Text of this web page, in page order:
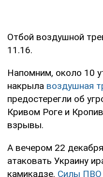
Отбой воздушной
11.16.
Напомним, около 10
накрыла воздушная
предостерегли об
Кривом Роге и
взрывы.
А вечером 22
атаковать Украину
камикадзе. Силы ПВО